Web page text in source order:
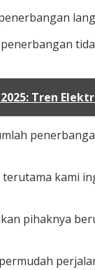
Tren
kami
pihaknya